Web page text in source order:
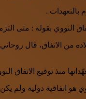
بالتعهدات .
بقوله : متى
منذ توقيع الاتفاق
دولية ولم يكن بين إيران